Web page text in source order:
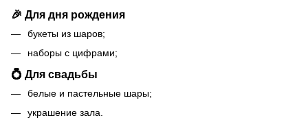
🎉 Для дня рождения
букеты из шаров;
наборы с цифрами;
💍 Для свадьбы
белые и пастельные шары;
украшение зала.